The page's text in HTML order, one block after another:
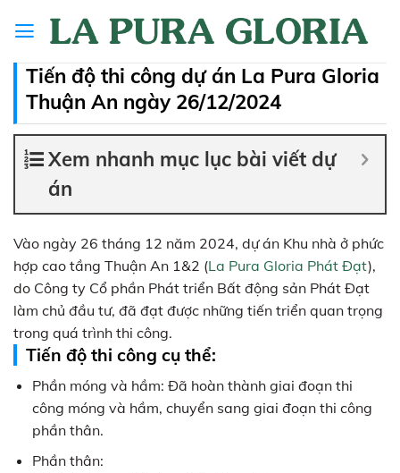
Tiến độ thi công dự án La Pura Gloria
Thuận An ngày 26/12/2024
Xem nhanh mục lục bài viết dự
án
Vào ngày 26 tháng 12 năm 2024, dự án Khu nhà ở phức
hợp cao tầng Thuận An 1&2 (La Pura Gloria Phát Đạt),
do Công ty Cổ phần Phát triển Bất động sản Phát Đạt
làm chủ đầu tư, đã đạt được những tiến triển quan trọng
trong quá trình thi công.
Tiến độ thi công cụ thể:
Phần móng và hầm: Đã hoàn thành giai đoạn thi
công móng và hầm, chuyển sang giai đoạn thi công
phần thân.
Phần thân: